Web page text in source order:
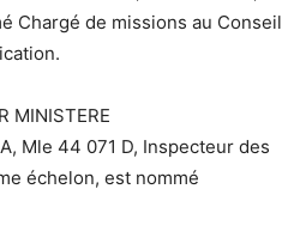
Chargé de missions au Conseil
MINISTERE
Mle 44 071 D, Inspecteur des
échelon, est nommé